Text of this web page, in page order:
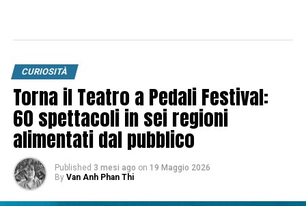
CURIOSITÀ
Torna il Teatro a Pedali Festival:
60 spettacoli in sei regioni
alimentati dal pubblico
Published 3 mesi ago on 19 Maggio 2026
By Van Anh Phan Thi